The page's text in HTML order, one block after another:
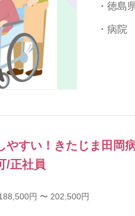
・徳島
・病院
やすい！きたじま田岡
/正社員
円 〜 202,500円